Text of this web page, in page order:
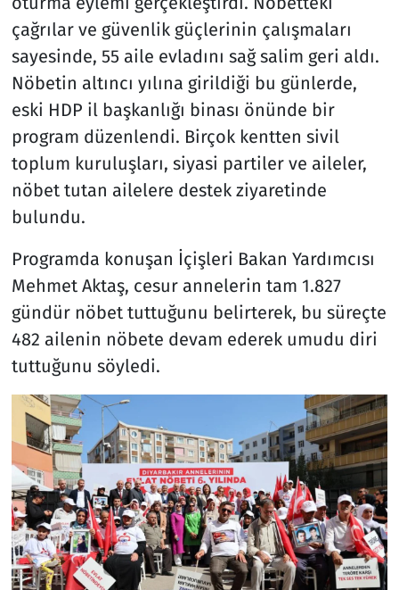
çağrılar ve güvenlik güçlerinin çalışmaları
sayesinde, 55 aile evladını sağ salim geri aldı.
Nöbetin altıncı yılına girildiği bu günlerde,
eski HDP il başkanlığı binası önünde bir
program düzenlendi. Birçok kentten sivil
toplum kuruluşları, siyasi partiler ve aileler,
nöbet tutan ailelere destek ziyaretinde
bulundu.
Programda konuşan İçişleri Bakan Yardımcısı
Mehmet Aktaş, cesur annelerin tam 1.827
gündür nöbet tuttuğunu belirterek, bu süreçte
482 ailenin nöbete devam ederek umudu diri
tuttuğunu söyledi.